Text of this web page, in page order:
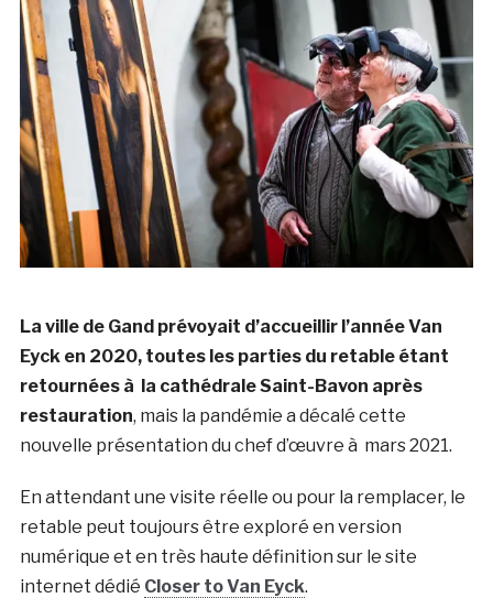
La ville de Gand prévoyait d’accueillir l’année Van
Eyck en 2020, toutes les parties du retable étant
retournées à la cathédrale Saint-Bavon après
restauration, mais la pandémie a décalé cette
nouvelle présentation du chef d’œuvre à mars 2021.
En attendant une visite réelle ou pour la remplacer, le
retable peut toujours être exploré en version
numérique et en très haute définition sur le site
internet dédié Closer to Van Eyck.